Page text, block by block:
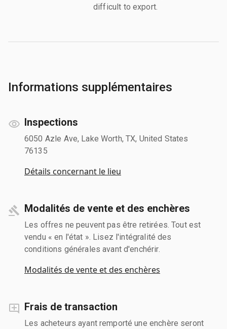
difficult to export.
Informations supplémentaires
Inspections
6050 Azle Ave, Lake Worth, TX, United States
76135
Détails concernant le lieu
Modalités de vente et des enchères
Les offres ne peuvent pas être retirées. Tout est
vendu « en l'état ». Lisez l'intégralité des
conditions générales avant d'enchérir.
Modalités de vente et des enchères
Frais de transaction
Les acheteurs ayant remporté une enchère seront